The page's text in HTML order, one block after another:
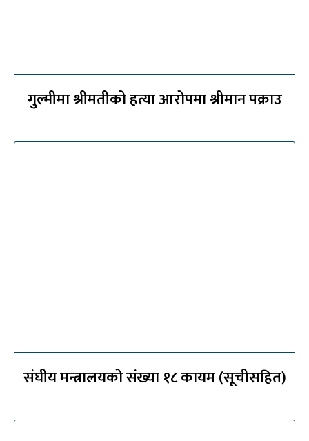
गुल्मीमा श्रीमतीको हत्या आरोपमा श्रीमान पक्राउ
संघीय मन्त्रालयको संख्या १८ कायम (सूचीसहित)